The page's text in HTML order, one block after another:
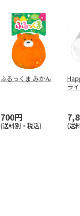
ふるっくま みかん
700円
(送料別・税込)
ラ
(送